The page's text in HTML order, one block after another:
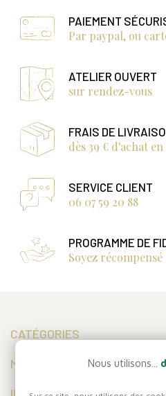
PAIEMENT
Par paypal, ou
ATELIER OUVERT
sur rendez-vous
FRAIS DE
dès 39 € d'achat
SERVICE CLIENT
06 07 59 20 88
PROGRAMME DE
Soyez
CATÉGORIES
MON COMPTE Nous utilisons...